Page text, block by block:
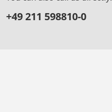
+49 211 598810-0